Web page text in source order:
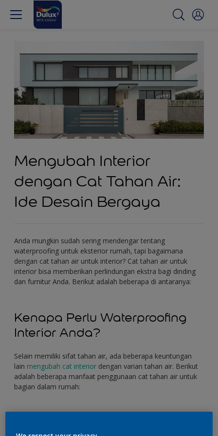
Mengubah Interior
dengan Cat Tahan Air:
Ide Desain Bergaya
Anda mungkin sudah sering mendengar tentang
waterproofing untuk eksterior rumah, tapi bagaimana
dengan cat tahan air untuk interior? Cat tahan air untuk
interior bisa memberikan perlindungan ekstra bagi dinding
dan furnitur Anda. Berikut adalah beberapa di antaranya:
Kenapa Perlu Waterproofing
Interior Anda?
Selain memiliki sifat tahan air, ada beberapa keuntungan
lain mengubah cat interior dengan varian tahan air. Berikut
adalah beberapa manfaat penggunaan cat tahan air untuk
bagian dalam rumah: